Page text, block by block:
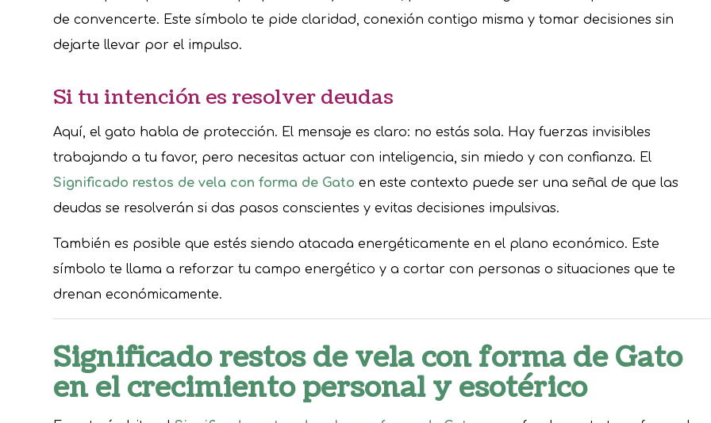
de convencerte. Este símbolo te pide claridad, conexión contigo misma y tomar decisiones sin
dejarte llevar por el impulso.
Si tu intención es resolver deudas
Aquí, el gato habla de protección. El mensaje es claro: no estás sola. Hay fuerzas invisibles
trabajando a tu favor, pero necesitas actuar con inteligencia, sin miedo y con confianza. El
Significado restos de vela con forma de Gato en este contexto puede ser una señal de que las
deudas se resolverán si das pasos conscientes y evitas decisiones impulsivas.
También es posible que estés siendo atacada energéticamente en el plano económico. Este
símbolo te llama a reforzar tu campo energético y a cortar con personas o situaciones que te
drenan económicamente.
Significado restos de vela con forma de Gato
en el crecimiento personal y esotérico